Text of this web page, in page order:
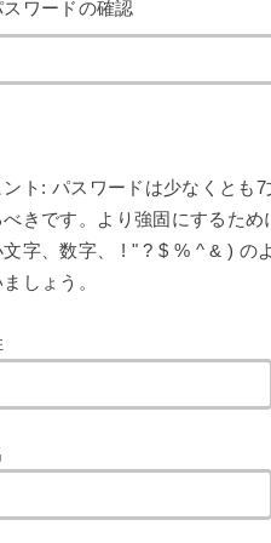
スワードの確認
ント: パスワードは少なくとも7
べきです。より強固にするため
文字、数字、 ! " ? $ % ^ & ) の
しょう。